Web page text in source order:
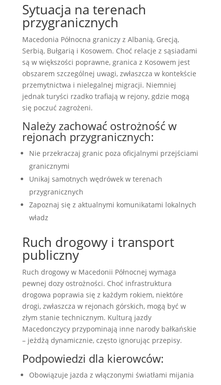
Sytuacja na terenach
przygranicznych
Macedonia Północna graniczy z Albanią, Grecją,
Serbią, Bułgarią i Kosowem. Choć relacje z sąsiadami
są w większości poprawne, granica z Kosowem jest
obszarem szczególnej uwagi, zwłaszcza w kontekście
przemytnictwa i nielegalnej migracji. Niemniej
jednak turyści rzadko trafiają w rejony, gdzie mogą
się poczuć zagrożeni.
Należy zachować ostrożność w
rejonach przygranicznych:
Nie przekraczaj granic poza oficjalnymi przejściami
granicznymi
Unikaj samotnych wędrówek w terenach
przygranicznych
Zapoznaj się z aktualnymi komunikatami lokalnych
władz
Ruch drogowy i transport
publiczny
Ruch drogowy w Macedonii Północnej wymaga
pewnej dozy ostrożności. Choć infrastruktura
drogowa poprawia się z każdym rokiem, niektóre
drogi, zwłaszcza w rejonach górskich, mogą być w
złym stanie technicznym. Kulturą jazdy
Macedonczycy przypominają inne narody bałkańskie
– jeżdżą dynamicznie, często ignorując przepisy.
Podpowiedzi dla kierowców:
Obowiązuje jazda z włączonymi światłami mijania